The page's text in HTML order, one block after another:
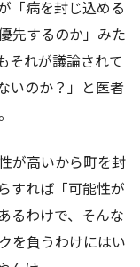
「病を封じ込める
先するのか」みた
それが議論されて
いのか？」と医者
が高いから町を封
すれば「可能性が
るわけで、そんな
を負うわけにはい